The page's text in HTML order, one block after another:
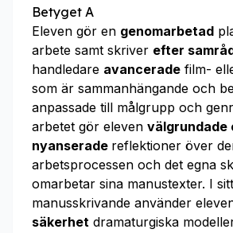
Betyget A
Eleven gör en genomarbetad
arbete samt skriver efter
handledare avancerade film-
som är sammanhängande och
anpassade till målgrupp och
arbetet gör eleven välgrundade
nyanserade reflektioner över
arbetsprocessen och det egna
omarbetar sina manustexter. I
manusskrivande använder
säkerhet dramaturgiska